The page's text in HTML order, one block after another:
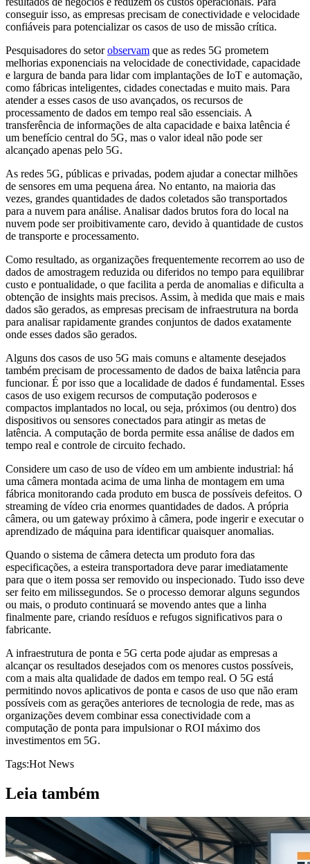
conseguir isso, as empresas precisam de conectividade e velocidade
confiáveis ​​para potencializar os casos de uso de missão crítica.
Pesquisadores do setorobservam que as redes 5G prometem
melhorias exponenciais na velocidade de conectividade, capacidade
e largura de banda para lidar com implantações de IoT e automação,
como fábricas inteligentes, cidades conectadas e muito mais. Para
atender a esses casos de uso avançados, os recursos de
processamento de dados em tempo real são essenciais. A
transferência de informações de alta capacidade e baixa latência é
um benefício central do 5G, mas o valor ideal não pode ser
alcançado apenas pelo 5G.
As redes 5G, públicas e privadas, podem ajudar a conectar milhões
de sensores em uma pequena área. No entanto, na maioria das
vezes, grandes quantidades de dados coletados são transportados
para a nuvem para análise. Analisar dados brutos fora do local na
nuvem pode ser proibitivamente caro, devido à quantidade de custos
de transporte e processamento.
Como resultado, as organizações frequentemente recorrem ao uso de
dados de amostragem reduzida ou diferidos no tempo para equilibrar
custo e pontualidade, o que facilita a perda de anomalias e dificulta a
obtenção de insights mais precisos. Assim, à medida que mais e mais
dados são gerados, as empresas precisam de infraestrutura na borda
para analisar rapidamente grandes conjuntos de dados exatamente
onde esses dados são gerados.
Alguns dos casos de uso 5G mais comuns e altamente desejados
também precisam de processamento de dados de baixa latência para
funcionar. É por isso que a localidade de dados é fundamental. Esses
casos de uso exigem recursos de computação poderosos e
compactos implantados no local, ou seja, próximos (ou dentro) dos
dispositivos ou sensores conectados para atingir as metas de
latência. A computação de borda permite essa análise de dados em
tempo real e controle de circuito fechado.
Considere um caso de uso de vídeo em um ambiente industrial: há
uma câmera montada acima de uma linha de montagem em uma
fábrica monitorando cada produto em busca de possíveis defeitos. O
streaming de vídeo cria enormes quantidades de dados. A própria
câmera, ou um gateway próximo à câmera, pode ingerir e executar o
aprendizado de máquina para identificar quaisquer anomalias.
Quando o sistema de câmera detecta um produto fora das
especificações, a esteira transportadora deve parar imediatamente
para que o item possa ser removido ou inspecionado. Tudo isso deve
ser feito em milissegundos. Se o processo demorar alguns segundos
ou mais, o produto continuará se movendo antes que a linha
finalmente pare, criando resíduos e refugos significativos para o
fabricante.
A infraestrutura de ponta e 5G certa pode ajudar as empresas a
alcançar os resultados desejados com os menores custos possíveis,
com a mais alta qualidade de dados em tempo real. O 5G está
permitindo novos aplicativos de ponta e casos de uso que não eram
possíveis com as gerações anteriores de tecnologia de rede, mas as
organizações devem combinar essa conectividade com a
computação de ponta para impulsionar o ROI máximo dos
investimentos em 5G.
Tags:Hot News
Leia também